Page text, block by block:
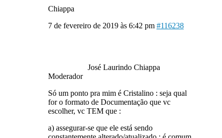
Chiappa
7 de fevereiro de 2019 às 6:42 pm #116238
José Laurindo Chiappa
Moderador
Só um ponto pra mim é Cristalino : seja qual
for o formato de Documentação que vc
escolher, vc TEM que :
a) assegurar-se que ele está sendo